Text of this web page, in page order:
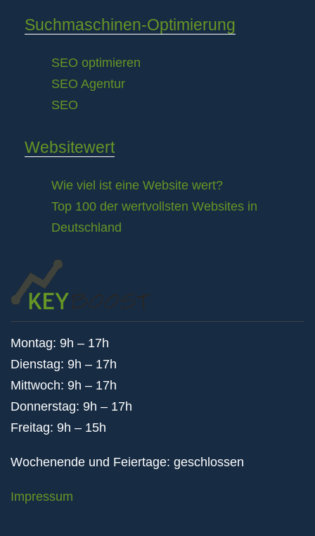
Suchmaschinen-Optimierung
SEO optimieren
SEO Agentur
SEO
Websitewert
Wie viel ist eine Website wert?
Top 100 der wertvollsten Websites in
Deutschland
Montag: 9h – 17h
Dienstag: 9h – 17h
Mittwoch: 9h – 17h
Donnerstag: 9h – 17h
Freitag: 9h – 15h
Wochenende und Feiertage: geschlossen
Impressum